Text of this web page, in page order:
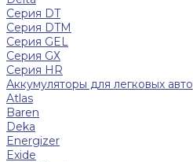
Серия DT
Серия DTM
Серия GEL
Серия GХ
Серия HR
Аккумуляторы для легковых авто
Atlas
Baren
Deka
Energizer
Exide